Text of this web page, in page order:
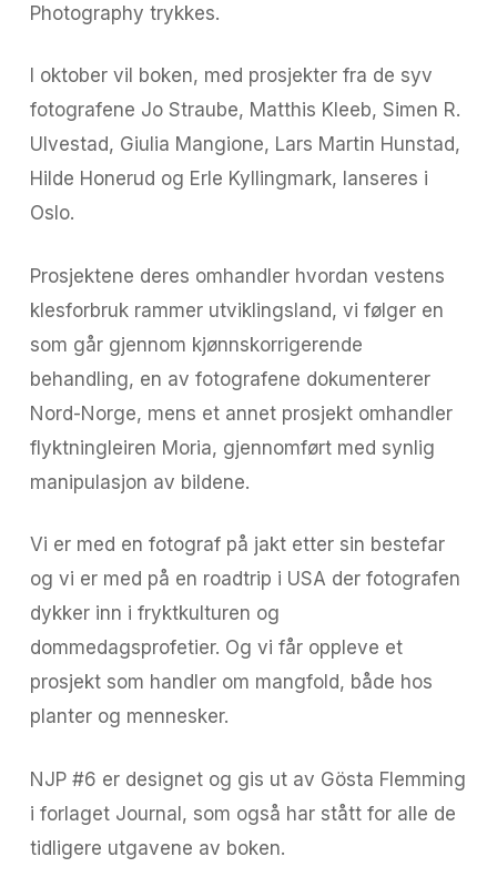
Photography trykkes.
I oktober vil boken, med prosjekter fra de syv
fotografene Jo Straube, Matthis Kleeb, Simen R.
Ulvestad, Giulia Mangione, Lars Martin Hunstad,
Hilde Honerud og Erle Kyllingmark, lanseres i
Oslo.
Prosjektene deres omhandler hvordan vestens
klesforbruk rammer utviklingsland, vi følger en
som går gjennom kjønnskorrigerende
behandling, en av fotografene dokumenterer
Nord-Norge, mens et annet prosjekt omhandler
flyktningleiren Moria, gjennomført med synlig
manipulasjon av bildene.
Vi er med en fotograf på jakt etter sin bestefar
og vi er med på en roadtrip i USA der fotografen
dykker inn i fryktkulturen og
dommedagsprofetier. Og vi får oppleve et
prosjekt som handler om mangfold, både hos
planter og mennesker.
NJP #6 er designet og gis ut av Gösta Flemming
i forlaget Journal, som også har stått for alle de
tidligere utgavene av boken.